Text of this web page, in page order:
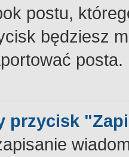
postu,
będziesz
posta.
przycisk